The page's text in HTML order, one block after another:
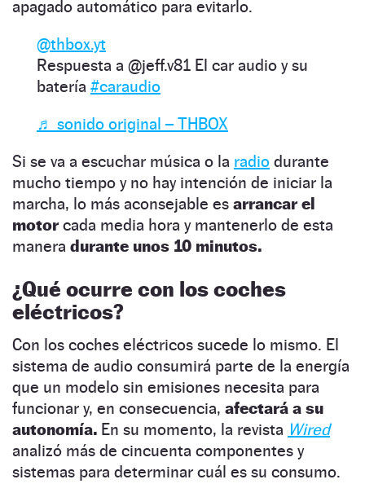
apagado automático para evitarlo.
@thbox.yt
Respuesta a @jeff.v81 El car audio y su
batería #caraudio
♬ sonido original – THBOX
Si se va a escuchar música o la radio durante
mucho tiempo y no hay intención de iniciar la
marcha, lo más aconsejable es arrancar el
motorcada media hora y mantenerlo de esta
manera durante unos 10 minutos.
¿Qué ocurre con los coches
eléctricos?
Con los coches eléctricos sucede lo mismo. El
sistema de audio consumirá parte de la energía
que un modelo sin emisiones necesita para
funcionar y, en consecuencia, afectará a su
autonomía. En su momento, la revista Wired
analizó más de cincuenta componentes y
sistemas para determinar cuál es su consumo.